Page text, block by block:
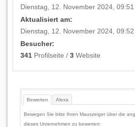
Dienstag, 12. November 2024,
Aktualisiert am:
Dienstag, 12. November 2024,
Besucher:
341 Profilseite /3 Website
Bewerten Alexa
Bewegen Sie bitte Ihren Mauszeiger über die
dieses Unternehmen zu bewerten: